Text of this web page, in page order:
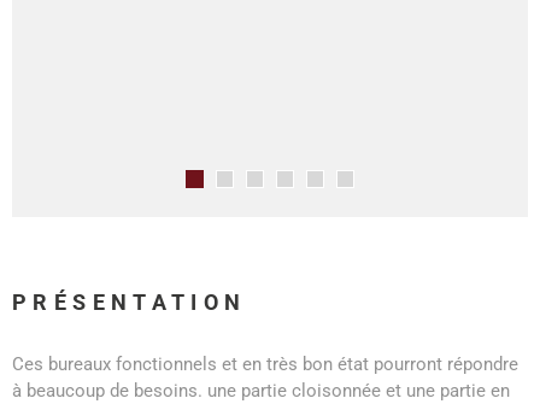
PRÉSENTATION
Ces bureaux fonctionnels et en très bon état pourront répondre
à beaucoup de besoins. une partie cloisonnée et une partie en